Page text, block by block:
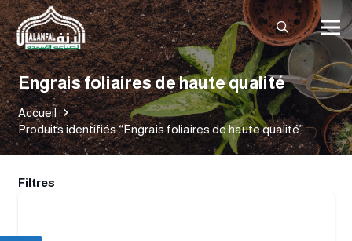
Engrais foliaires de haute qualité
Accueil
Produits identifiés “Engrais foliaires de haute qualité”
Filtres